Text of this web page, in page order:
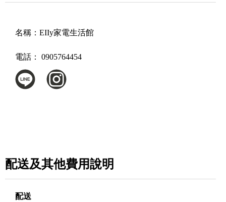
名稱： EIIy家電生活館
電話： 0905764454
配送及其他費用說明
配送